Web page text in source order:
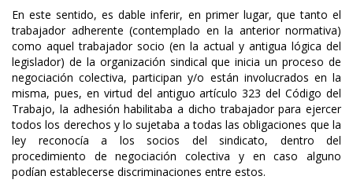
En este sentido, es dable inferir, en primer lugar, que tanto el
trabajador adherente (contemplado en la anterior normativa)
como aquel trabajador socio (en la actual y antigua lógica del
legislador) de la organización sindical que inicia un proceso de
negociación colectiva, participan y/o están involucrados en la
misma, pues, en virtud del antiguo artículo 323 del Código del
Trabajo, la adhesión habilitaba a dicho trabajador para ejercer
todos los derechos y lo sujetaba a todas las obligaciones que la
ley reconocía a los socios del sindicato, dentro del
procedimiento de negociación colectiva y en caso alguno
podían establecerse discriminaciones entre estos.